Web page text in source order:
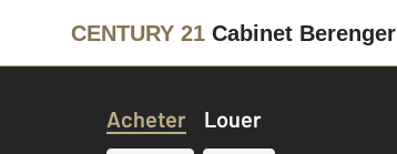
CENTURY 21 Cabinet Berenger
Acheter Louer